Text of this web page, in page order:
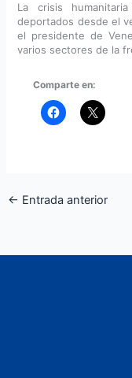
La crisis
deportados desde el
el presidente de
varios sectores de la
Comparte en:
← Entrada anterior